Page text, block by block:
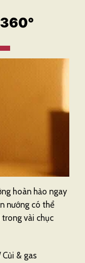
hoàn hảo ngay
nướng có thể
trong vài chục
& gas